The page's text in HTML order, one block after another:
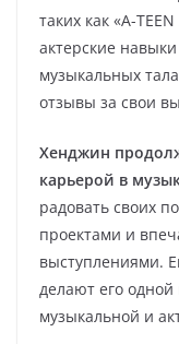
таких как «A-
актерские
музыкальных
отзывы за свои
Хенджин
карьерой в
радовать своих
проектами и
выступлениями.
делают его одной
музыкальной и